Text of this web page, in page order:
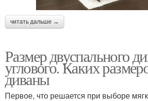
читать дальше →
Размер двуспального
углового. Каких
диваны
Первое, что решается при выборе